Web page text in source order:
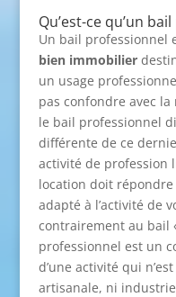
Qu’est-ce qu’un
Un bail professionnel
bien immobilier
un usage
pas confondre avec
le bail professionnel
différente de ce
activité de profession
location doit
adapté à l’activité de
contrairement au bail
professionnel est un
d’une activité qui
artisanale, ni